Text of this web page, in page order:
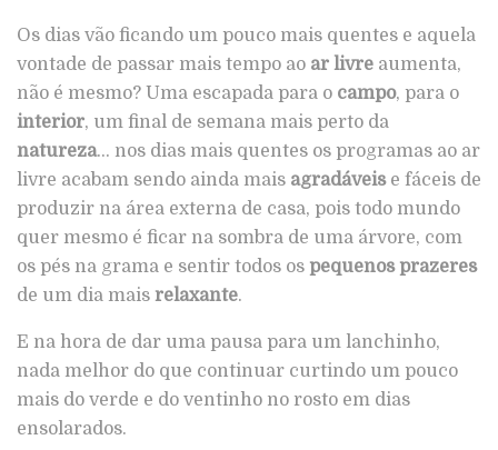
Os dias vão ficando um pouco mais quentes e aquela
vontade de passar mais tempo ao ar livre aumenta,
não é mesmo? Uma escapada para o campo, para o
interior, um final de semana mais perto da
natureza… nos dias mais quentes os programas ao ar
livre acabam sendo ainda mais agradáveise fáceis de
produzir na área externa de casa, pois todo mundo
quer mesmo é ficar na sombra de uma árvore, com
os pés na grama e sentir todos os pequenos prazeres
de um dia mais relaxante.
E na hora de dar uma pausa para um lanchinho,
nada melhor do que continuar curtindo um pouco
mais do verde e do ventinho no rosto em dias
ensolarados.